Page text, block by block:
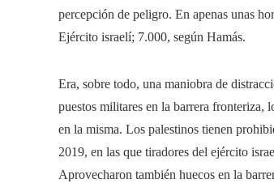
percepción de peligro. En apenas unas
Ejército israelí; 7.000, según Hamás.
Era, sobre todo, una maniobra de
puestos militares en la barrera fronteriza,
en la misma. Los palestinos tienen
2019, en las que tiradores del ejército
Aprovecharon también huecos en la